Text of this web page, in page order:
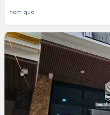
hôm qua